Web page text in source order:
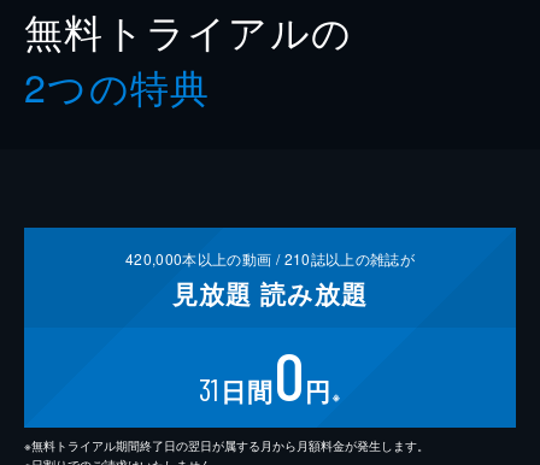
無料トライアルの
2つの特典
420,000本以上の動画 /210誌以上の雑誌が
見放題 読み放題
31 日間0円 ※
※無料トライアル期間終了日の翌日が属する月から月額料金が発生します。